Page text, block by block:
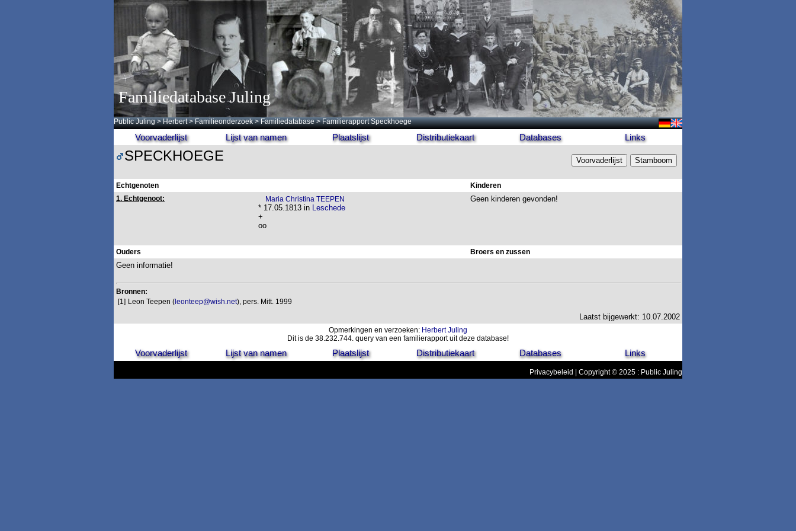
Familiedatabase Juling
Public Juling >Herbert >Familieonderzoek >Familiedatabase > Familierapport Speckhoege
Voorvaderlijst Lijst van namen Plaatslijst Distributiekaart Databases Links
SPECKHOEGE
Echtgenoten
Kinderen
1. Echtgenoot:
Maria Christina TEEPEN
* 17.05.1813 in Leschede
+
oo
Geen kinderen gevonden!
Ouders Broers en zussen
Geen informatie!
Bronnen:
[1] Leon Teepen ( leonteep@wish.net), pers. Mitt. 1999
Laatst bijgewerkt: 10.07.2002
Opmerkingen en verzoeken: Herbert Juling
Dit is de 38.232.744. query van een familierapport uit deze database!
Voorvaderlijst Lijst van namen Plaatslijst Distributiekaart Databases Links
Privacybeleid | Copyright © 2025 : Public Juling